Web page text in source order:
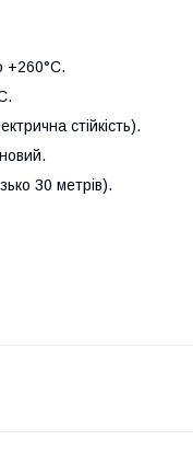
+260°C.
стійкість).
30 метрів).